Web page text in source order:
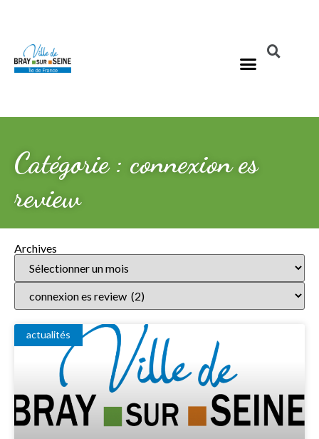
Catégorie : connexion es
review
Archives
actualités